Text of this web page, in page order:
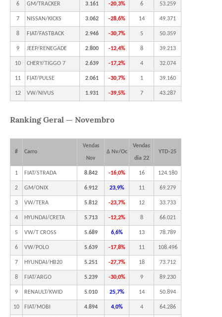
6 GM/TRACKER 3.161 -20,3% 6 53.259
7 NISSAN/KICKS 3.062 -28,6% 14 49.371
8 FIAT/FASTBACK 2.946 -30,7% 5 50.359
9 JEEP/RENEGADE 2.800 -12,4% 8 39.213
10 CHERY/TIGGO 7 2.639 -17,2% 4 32.074
11 FIAT/PULSE 2.061 -30,7% 1 39.160
12 VW/NIVUS 1.931 -39,5% 7 43.287
Ranking Geral — Novembro
# Carro
Vendas
Nov
Δ Nv/Oc
Vendas
dia 22
YTD-25
1 FIAT/STRADA 8.842 -16,0% 16 124.180
2 GM/ONIX 6.912 23,9% 11 69.279
3 VW/TERA 5.812 -23,7% 12 33.733
4 HYUNDAI/CRETA 5.713 -12,2% 8 66.021
5 VW/T CROSS 5.689 6,6% 13 78.789
6 VW/POLO 5.639 -17,8% 11 108.496
7 HYUNDAI/HB20 5.251 -27,7% 18 73.712
8 FIAT/ARGO 5.239 -30,0% 9 89.230
9 RENAULT/KWID 5.010 25,7% 14 50.894
10 FIAT/MOBI 4.894 4,0% 4 64.286